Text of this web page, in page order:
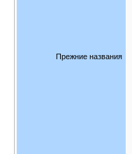
Прежние названия